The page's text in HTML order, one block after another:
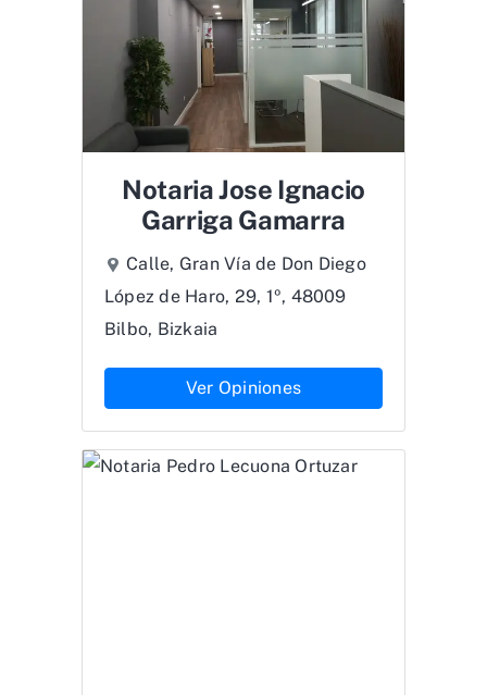
Notaria Jose Ignacio
Garriga Gamarra
Calle, Gran Vía de Don Diego
López de Haro, 29, 1º, 48009
Bilbo, Bizkaia
Ver Opiniones